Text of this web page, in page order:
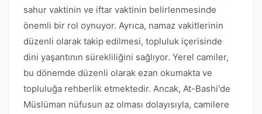
sahur vaktinin ve iftar vaktinin belirlenmesinde
önemli bir rol oynuyor. Ayrıca, namaz vakitlerinin
düzenli olarak takip edilmesi, topluluk içerisinde
dini yaşantının sürekliliğini sağlıyor. Yerel camiler,
bu dönemde düzenli olarak ezan okumakta ve
topluluğa rehberlik etmektedir. Ancak, At-Bashi'de
Müslüman nüfusun az olması dolayısıyla, camilere